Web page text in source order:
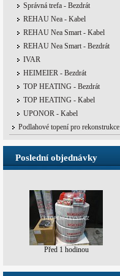
Správná trefa - Bezdrát
REHAU Nea - Kabel
REHAU Nea Smart - Kabel
REHAU Nea Smart - Bezdrát
IVAR
HEIMEIER - Bezdrát
TOP HEATING - Bezdrát
TOP HEATING - Kabel
UPONOR - Kabel
Podlahové topení pro rekonstrukce
Poslední objednávky
Před 2 dny